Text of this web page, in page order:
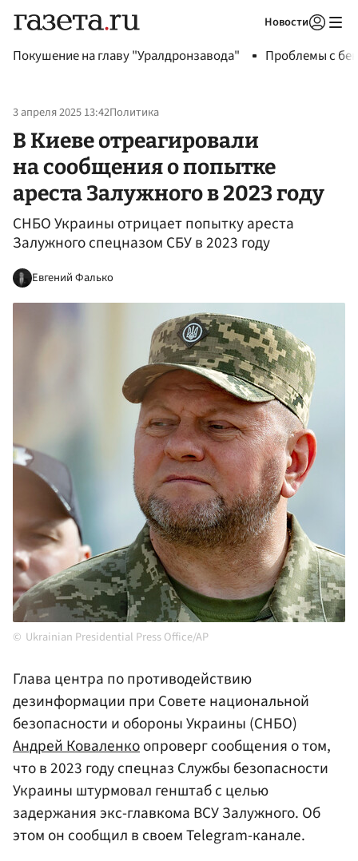
Новости
Покушение на главу "Уралдронзавода" Проблемы с
3 апреля 2025 13:42Политика
В Киеве отреагировали
на сообщения о попытке
ареста Залужного в 2023 году
СНБО Украины отрицает попытку ареста
Залужного спецназом СБУ в 2023 году
Евгений Фалько
Ukrainian Presidential Press Office/AP
Глава центра по противодействию
дезинформации при Совете национальной
безопасности и обороны Украины (СНБО)
Андрей Коваленкоопроверг сообщения о том,
что в 2023 году спецназ Службы безопасности
Украины штурмовал генштаб с целью
задержания экс-главкома ВСУ Залужного. Об
этом он сообщил в своем Telegram-канале.